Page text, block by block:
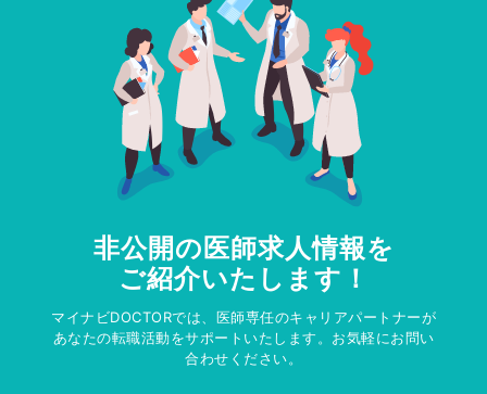
非公開の医師求人情報を
ご紹介いたします！
マイナビDOCTORでは、医師専任のキャリアパートナーが
あなたの転職活動をサポートいたします。お気軽にお問い
合わせください。